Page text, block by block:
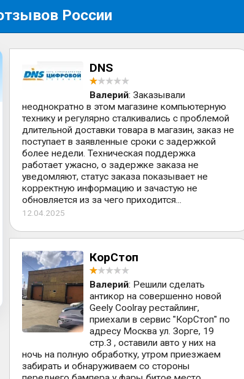
России
DNS
Валерий: Заказывали
неоднократно в этом магазине компьютерную
технику и регулярно сталкивались с проблемой
длительной доставки товара в магазин, заказ не
поступает в заявленные сроки с задержкой
более недели. Техническая поддержка
работает ужасно, о задержке заказа не
уведомляют, статус заказа показывает не
корректную информацию и зачастую не
обновляется из за чего приходится...
12.04.2025
КорСтоп
Валерий: Решили сделать
антикор на совершенно новой
Geely Coolray рестайлинг,
приехали в сервис "КорСтоп" по
адресу Москва ул. Зорге, 19
стр.3 , оставили авто у них на
ночь на полную обработку, утром приезжаем
забирать и обнаруживаем со стороны